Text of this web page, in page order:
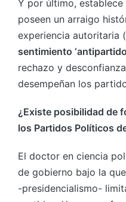
Y por último,
poseen un arraigo
experiencia autoritaria
sentimiento
rechazo y
desempeñan los
¿Existe posibilidad de
los Partidos Políticos
El doctor en ciencia
de gobierno bajo la
-presidencialismo-